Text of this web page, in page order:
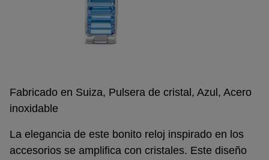
Fabricado en Suiza, Pulsera de cristal, Azul, Acero
inoxidable
La elegancia de este bonito reloj inspirado en los
accesorios se amplifica con cristales. Este diseño